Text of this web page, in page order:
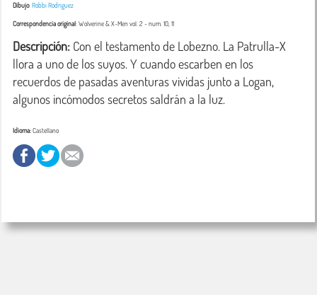
Dibujo:Robbi Rodriguez
Correspondencia original:Wolverine & X-Men vol. 2- num. 10, 11
Descripción: Con el testamento de Lobezno. La Patrulla-X
llora a uno de los suyos. Y cuando escarben en los
recuerdos de pasadas aventuras vividas junto a Logan,
algunos incómodos secretos saldrán a la luz.
Idioma:Castellano